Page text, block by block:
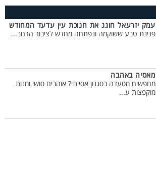
עמק יזרעאל חוגג את חנוכת עין עדעד המחודש
פנינת טבע ששוקמה ונפתחה מחדש לציבור הרחב...
מאסיה באהבה
מחפשים מסעדה בסגנון אסייתי? אוהבים סושי ומנות
מוקפצות ע...